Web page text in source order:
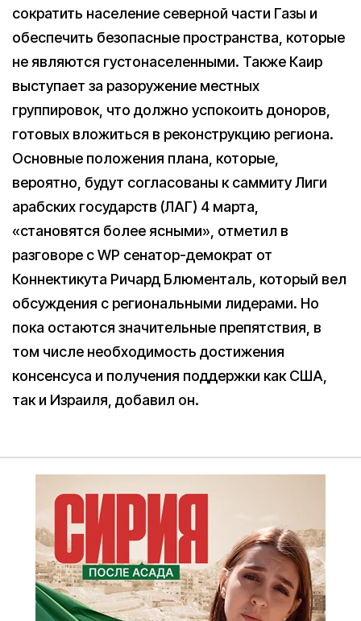
сократить население северной части Газы и
обеспечить безопасные пространства, которые
не являются густонаселенными. Также Каир
выступает за разоружение местных
группировок, что должно успокоить доноров,
готовых вложиться в реконструкцию региона.
Основные положения плана, которые,
вероятно, будут согласованы к саммиту Лиги
арабских государств (ЛАГ) 4 марта,
«становятся более ясными», отметил в
разговоре с WP сенатор-демократ от
Коннектикута Ричард Блюменталь, который вел
обсуждения с региональными лидерами. Но
пока остаются значительные препятствия, в
том числе необходимость достижения
консенсуса и получения поддержки как США,
так и Израиля, добавил он.